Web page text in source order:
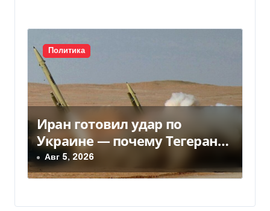
Политика
Иран готовил удар по
Украине — почему Тегеран
передумал
Авг 5, 2026